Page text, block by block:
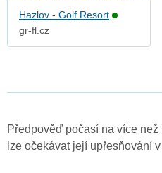
Hazlov - Golf Resort
gr-fl.cz
Předpověď počasí na více
lze očekávat její upřesňování